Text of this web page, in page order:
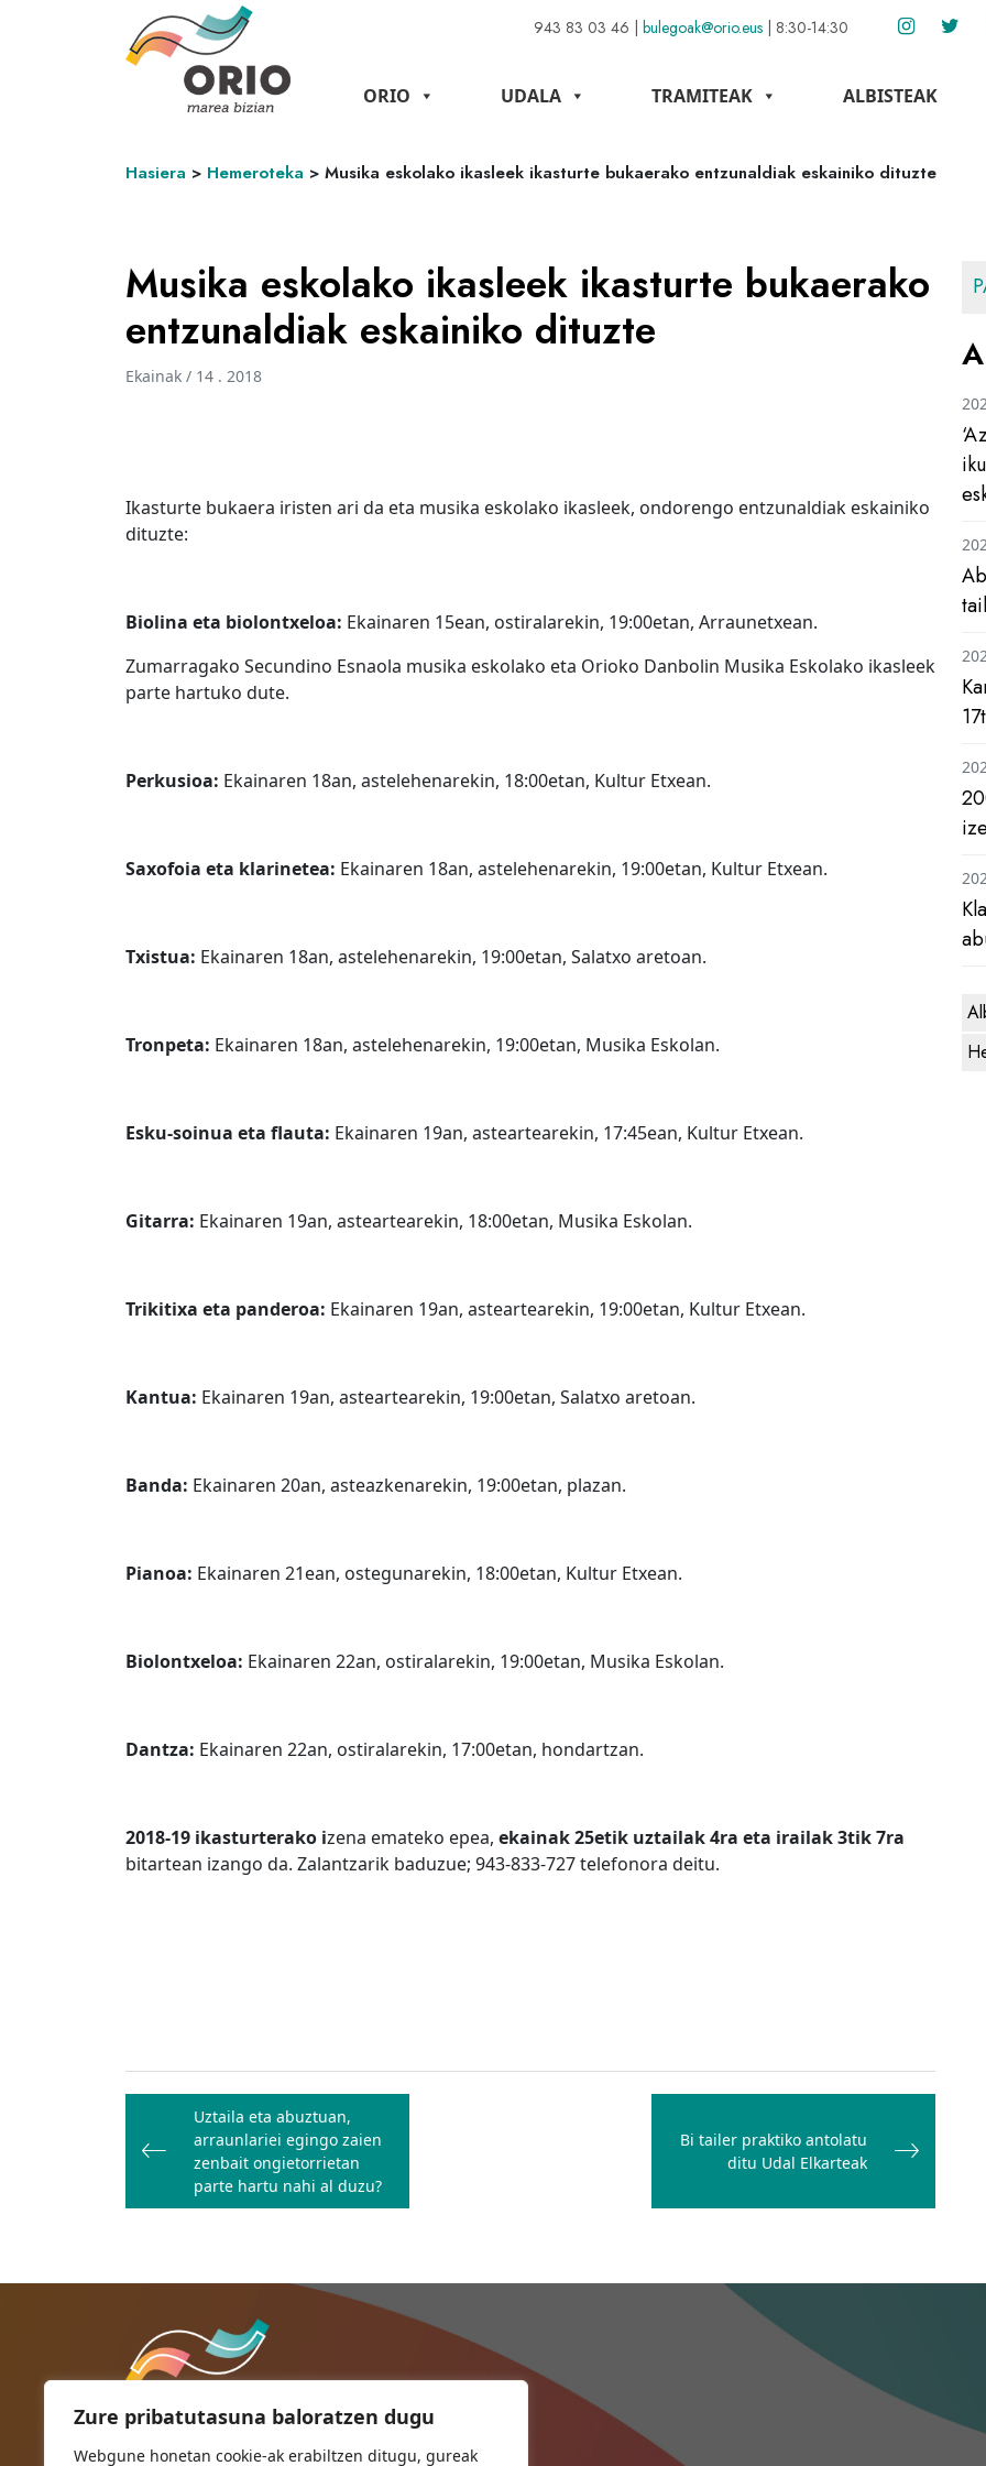
Zure pribatutasuna baloratzen dugu
Webgune honetan cookie-ak erabiltzen ditugu, gureak
943 83 03 46 | bulegoak@orio.eus | 8:30-14:30
ORIO UDALA TRAMITEAK ALBISTEAK
Hasiera > Hemeroteka > Musika eskolako ikasleek ikasturte bukaerako entzunaldiak eskainiko dituzte
Musika eskolako ikasleek ikasturte bukaerako
entzunaldiak eskainiko dituzte
Ekainak / 14 . 2018
Ikasturte bukaera iristen ari da eta musika eskolako ikasleek, ondorengo entzunaldiak eskainiko
dituzte:
Biolina eta biolontxeloa: Ekainaren 15ean, ostiralarekin, 19:00etan, Arraunetxean.
Zumarragako Secundino Esnaola musika eskolako eta Orioko Danbolin Musika Eskolako ikasleek
parte hartuko dute.
Perkusioa: Ekainaren 18an, astelehenarekin, 18:00etan, Kultur Etxean.
Saxofoia eta klarinetea: Ekainaren 18an, astelehenarekin, 19:00etan, Kultur Etxean.
Txistua: Ekainaren 18an, astelehenarekin, 19:00etan, Salatxo aretoan.
Tronpeta: Ekainaren 18an, astelehenarekin, 19:00etan, Musika Eskolan.
Esku-soinua eta flauta: Ekainaren 19an, asteartearekin, 17:45ean, Kultur Etxean.
Gitarra: Ekainaren 19an, asteartearekin, 18:00etan, Musika Eskolan.
Trikitixa eta panderoa: Ekainaren 19an, asteartearekin, 19:00etan, Kultur Etxean.
Kantua: Ekainaren 19an, asteartearekin, 19:00etan, Salatxo aretoan.
Banda: Ekainaren 20an, asteazkenarekin, 19:00etan, plazan.
Pianoa: Ekainaren 21ean, ostegunarekin, 18:00etan, Kultur Etxean.
Biolontxeloa: Ekainaren 22an, ostiralarekin, 19:00etan, Musika Eskolan.
Dantza: Ekainaren 22an, ostiralarekin, 17:00etan, hondartzan.
2018-19 ikasturterako izena emateko epea, ekainak 25etik uztailak 4ra eta irailak 3tik 7ra
bitartean izango da. Zalantzarik baduzue; 943-833-727 telefonora deitu.
Bidalketetan
zehar
nabigatu
Uztaila eta abuztuan,
arraunlariei egingo zaien
zenbait ongietorrietan
parte hartu nahi al duzu?
Bi tailer praktiko antolatu
ditu Udal Elkarteak